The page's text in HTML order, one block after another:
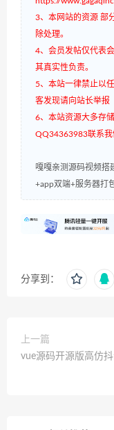
3、本网站的资源 部
除处理。
4、会员发帖仅代表
其真实性负责。
5、本站一律禁止以
客发现请向站长举报
6、本站资源大多存
QQ34363983联系我
嘎嘎亲测源码视频搭
+app双端+服务器打
分享到：
上一篇
vue源码开源版高仿